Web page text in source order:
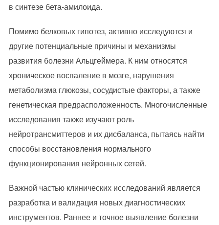
в синтезе бета-амилоида.
Помимо белковых гипотез, активно исследуются и
другие потенциальные причины и механизмы
развития болезни Альцгеймера. К ним относятся
хроническое воспаление в мозге, нарушения
метаболизма глюкозы, сосудистые факторы, а также
генетическая предрасположенность. Многочисленные
исследования также изучают роль
нейротрансмиттеров и их дисбаланса, пытаясь найти
способы восстановления нормального
функционирования нейронных сетей.
Важной частью клинических исследований является
разработка и валидация новых диагностических
инструментов. Раннее и точное выявление болезни